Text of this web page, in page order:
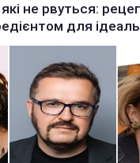
не рвуться:
для